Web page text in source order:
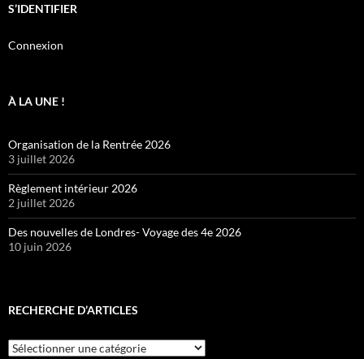
S’IDENTIFIER
Connexion
À LA UNE !
Organisation de la Rentrée 2026
3 juillet 2026
Règlement intérieur 2026
2 juillet 2026
Des nouvelles de Londres- Voyage des 4e 2026
10 juin 2026
RECHERCHE D’ARTICLES
Recherche